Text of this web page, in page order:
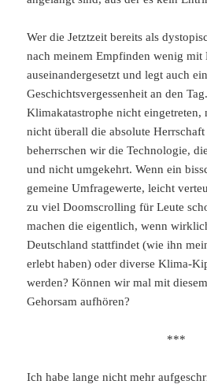
Wer die Jetztzeit bereits als
nach meinem Empfinden wenig mit
auseinandergesetzt und legt auch
Geschichtsvergessenheit an den
Klimakatastrophe nicht eingetreten,
nicht überall die absolute
beherrschen wir die Technologie,
und nicht umgekehrt. Wenn ein
gemeine Umfragewerte, leicht
zu viel Doomscrolling für Leute
machen die eigentlich, wenn
Deutschland stattfindet (wie ihn
erlebt haben) oder diverse Klima-
werden? Können wir mal mit
Gehorsam aufhören?
***
Ich habe lange nicht mehr